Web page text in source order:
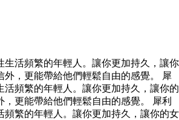
活頻繁的年輕人。讓你更加持久，讓你
，更能帶給他們輕鬆自由的感覺。 犀
頻繁的年輕人。讓你更加持久，讓你的
更能帶給他們輕鬆自由的感覺。 犀利
繁的年輕人。讓你更加持久，讓你的女